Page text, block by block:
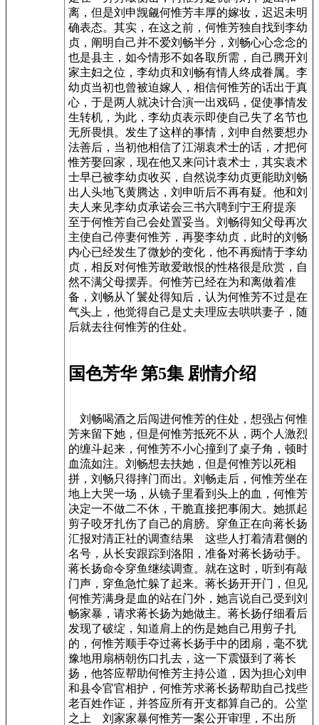
离，但是刘申觊觎何惟芳丰厚的嫁妆，迟迟未明
确表态。其实，在这之前，何惟芳独自找到李幼
贞，阐明自己并不爱刘畅半分，刘畅心心念念的
也是县主，如今情形不如各取所需，自己腾开刘
家主妇之位，李幼贞和刘畅有情人终成眷属。李
幼贞当初也曾被迫嫁人，相信何惟芳的话出于真
心，于是两人就决计合演一出戏码，促使事情发
生转机，为此，李幼贞表示即使自己失了名节也
无所畏惧。发生了这样的事情，刘申自然要想办
法善后，当初他相信了江湖袁术士的话，才把何
惟芳娶回家，现在他又来问计袁术士，其实袁术
士早已被李幼贞收买，自然说李幼贞更能助刘畅
出人头地飞黄腾达，刘申听后不再有疑。他和刘
夫人来见李幼贞承诺会三书六聘到宁王府提亲
至于何惟芳自己会处置妥当。刘畅得知父母再次
主使自己停妻何惟芳，再娶李幼贞，此时的刘畅
内心已经发生了微妙的变化，他不再痴情于李幼
贞，相反对何惟芳敢爱敢恨的性格很是欣赏，自
然不满父母摆弄。何惟芳已经在为和离做着准
备，刘畅从丫鬟处得知后，认为何惟芳不过是在
气头上，他觉得自己是丈夫理应去哄哄妻子，随
后就去往何惟芳的住处。
国色芳华 第5集 剧情介绍
刘畅喝酒之后闯进何惟芳的住处，想强占何惟
芳来留下她，但是何惟芳抵死不从，两个人激烈
的缠斗起来，何惟芳不小心撞到了桌子角，顿时
血流如注。刘畅想去扶她，但是何惟芳以死相
拼，刘畅只得摔门而出。刘畅走后，何惟芳坐在
地上大哭一场，从镜子里看到头上的血，何惟芳
决定一不做二不休，干脆直接把事闹大。她抓起
剪子咬牙扎伤了自己的肩膀。穿鱼正在向蒋长扬
汇报对清正社的调查结果 这些人打着清君侧的
名号，从长安跟踪到洛阳，准备对蒋长扬动手。
蒋长扬命令穿鱼继续调查。就在这时，听到有敲
门声，穿鱼急忙躲了起来。蒋长扬开开门，但见
何惟芳满身是血的站在门外，她言说自己受到刘
畅家暴，请求蒋长扬为她做主。蒋长扬仔细看后
发现了破绽，知道肩上的伤是她自己用剪子扎
的，何惟芳顺手夺过蒋长扬手中的团扇，毫不犹
豫地用扇柄朝伤口扎去，这一下震慑到了蒋长
扬，他答应帮助何惟芳主持公道，因为担心刘申
和县令官官相护，何惟芳求蒋长扬帮助自己找些
老百姓作证，并答应所有开支都算自己的。公堂
之上 刘家家暴何惟芳一案公开审理，不出所